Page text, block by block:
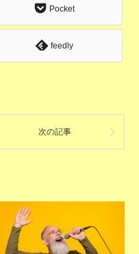
Pocket
feedly
次の記事